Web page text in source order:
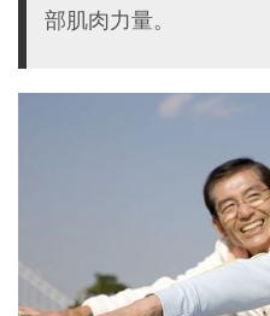
部肌肉力量。